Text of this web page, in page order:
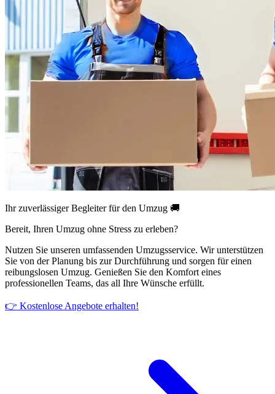
Ihr zuverlässiger Begleiter für den Umzug 🚚
Bereit, Ihren Umzug ohne Stress zu erleben?
Nutzen Sie unseren umfassenden Umzugsservice. Wir unterstützen
Sie von der Planung bis zur Durchführung und sorgen für einen
reibungslosen Umzug. Genießen Sie den Komfort eines
professionellen Teams, das all Ihre Wünsche erfüllt.
👉 Kostenlose Angebote erhalten!